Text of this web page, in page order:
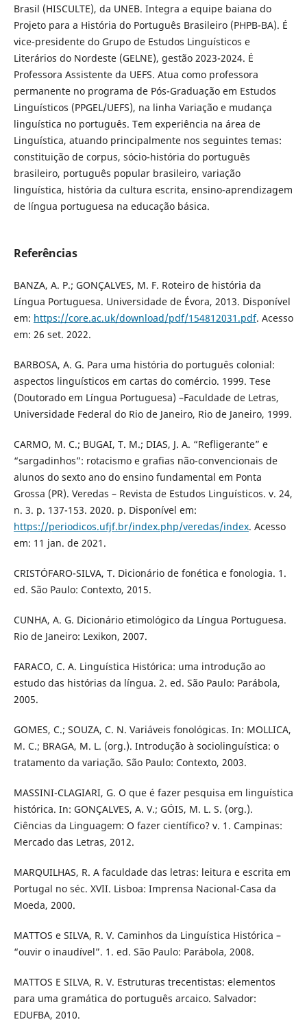
Brasil (HISCULTE), da UNEB. Integra a equipe baiana do
Projeto para a História do Português Brasileiro (PHPB-BA). É
vice-presidente do Grupo de Estudos Linguísticos e
Literários do Nordeste (GELNE), gestão 2023-2024. É
Professora Assistente da UEFS. Atua como professora
permanente no programa de Pós-Graduação em Estudos
Linguísticos (PPGEL/UEFS), na linha Variação e mudança
linguística no português. Tem experiência na área de
Linguística, atuando principalmente nos seguintes temas:
constituição de corpus, sócio-história do português
brasileiro, português popular brasileiro, variação
linguística, história da cultura escrita, ensino-aprendizagem
de língua portuguesa na educação básica.
Referências
BANZA, A. P.; GONÇALVES, M. F. Roteiro de história da
Língua Portuguesa. Universidade de Évora, 2013. Disponível
em: https://core.ac.uk/download/pdf/154812031.pdf. Acesso
em: 26 set. 2022.
BARBOSA, A. G. Para uma história do português colonial:
aspectos linguísticos em cartas do comércio. 1999. Tese
(Doutorado em Língua Portuguesa) –Faculdade de Letras,
Universidade Federal do Rio de Janeiro, Rio de Janeiro, 1999.
CARMO, M. C.; BUGAI, T. M.; DIAS, J. A. “Refligerante” e
“sargadinhos”: rotacismo e grafias não-convencionais de
alunos do sexto ano do ensino fundamental em Ponta
Grossa (PR). Veredas – Revista de Estudos Linguísticos. v. 24,
n. 3. p. 137-153. 2020. p. Disponível em:
https://periodicos.ufjf.br/index.php/veredas/index. Acesso
em: 11 jan. de 2021.
CRISTÓFARO-SILVA, T. Dicionário de fonética e fonologia. 1.
ed. São Paulo: Contexto, 2015.
CUNHA, A. G. Dicionário etimológico da Língua Portuguesa.
Rio de Janeiro: Lexikon, 2007.
FARACO, C. A. Linguística Histórica: uma introdução ao
estudo das histórias da língua. 2. ed. São Paulo: Parábola,
2005.
GOMES, C.; SOUZA, C. N. Variáveis fonológicas. In: MOLLICA,
M. C.; BRAGA, M. L. (org.). Introdução à sociolinguística: o
tratamento da variação. São Paulo: Contexto, 2003.
MASSINI-CLAGIARI, G. O que é fazer pesquisa em linguística
histórica. In: GONÇALVES, A. V.; GÓIS, M. L. S. (org.).
Ciências da Linguagem: O fazer científico? v. 1. Campinas:
Mercado das Letras, 2012.
MARQUILHAS, R. A faculdade das letras: leitura e escrita em
Portugal no séc. XVII. Lisboa: Imprensa Nacional-Casa da
Moeda, 2000.
MATTOS e SILVA, R. V. Caminhos da Linguística Histórica –
“ouvir o inaudível”. 1. ed. São Paulo: Parábola, 2008.
MATTOS E SILVA, R. V. Estruturas trecentistas: elementos
para uma gramática do português arcaico. Salvador:
EDUFBA, 2010.